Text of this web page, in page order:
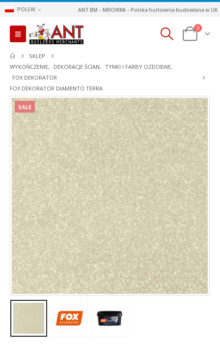
POLSKI ANT BM - MROWKA - Polska hurtownia budowlana w UK
0
SKLEP
WYKOŃCZENIE, DEKORACJE ŚCIAN, TYNKI I FARBY OZDOBNE,
FOX DEKORATOR
FOX DEKORATOR DIAMENTO TERRA
SALE